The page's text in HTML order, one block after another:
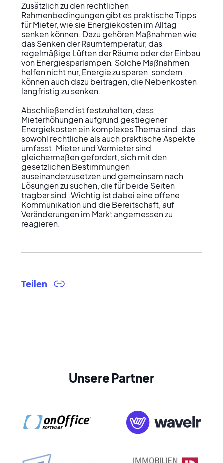
Zusätzlich zu den rechtlichen
Rahmenbedingungen gibt es praktische Tipps
für Mieter, wie sie Energiekosten im Alltag
senken können. Dazu gehören Maßnahmen wie
das Senken der Raumtemperatur, das
regelmäßige Lüften der Räume oder der Einbau
von Energiesparlampen. Solche Maßnahmen
helfen nicht nur, Energie zu sparen, sondern
können auch dazu beitragen, die Nebenkosten
langfristig zu senken.
Abschließend ist festzuhalten, dass
Mieterhöhungen aufgrund gestiegener
Energiekosten ein komplexes Thema sind, das
sowohl rechtliche als auch praktische Aspekte
umfasst. Mieter und Vermieter sind
gleichermaßen gefordert, sich mit den
gesetzlichen Bestimmungen
auseinanderzusetzen und gemeinsam nach
Lösungen zu suchen, die für beide Seiten
tragbar sind. Wichtig ist dabei eine offene
Kommunikation und die Bereitschaft, auf
Veränderungen im Markt angemessen zu
reagieren.
Teilen
Unsere Partner